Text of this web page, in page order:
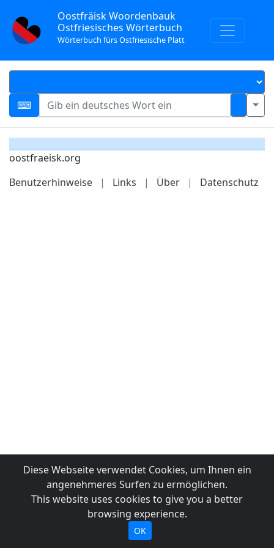
Oostfräisk Woordenbauk
Ostfriesisches Wörterbuch
Wörterbuch fürs Ostfriesische Platt
oostfraeisk.org
Benutzerhinweise
| Links | Über | Datenschutz
Diese Webseite verwendet Cookies, um Ihnen ein
angenehmeres Surfen zu ermöglichen.
This website uses cookies to give you a better
browsing experience.
OK